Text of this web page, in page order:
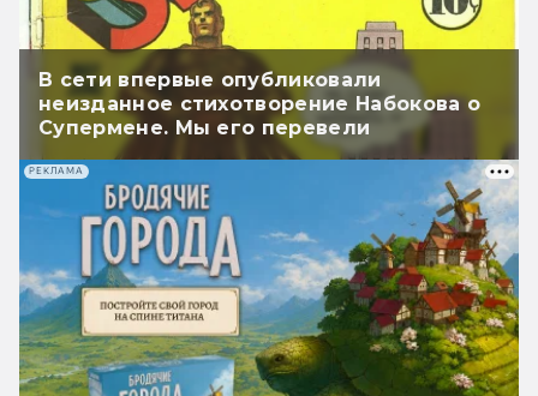
В сети впервые опубликовали
неизданное стихотворение Набокова о
Супермене. Мы его перевели
РЕКЛАМА